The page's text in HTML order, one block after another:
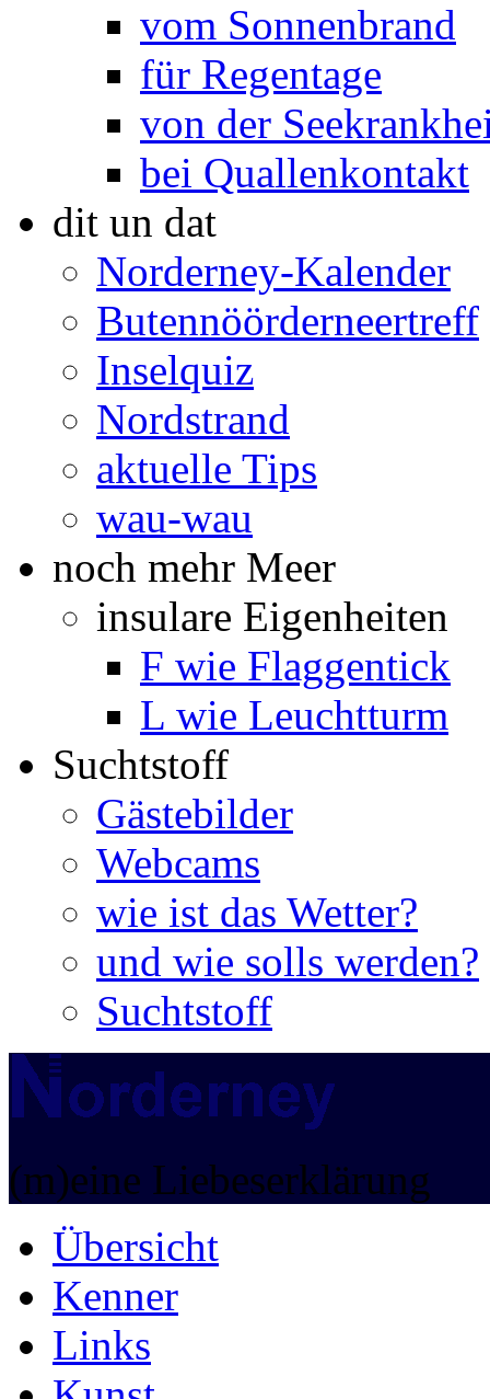
vom Sonnenbrand
für Regentage
von der
bei Quallenkontakt
dit un dat
Norderney-Kalender
Butennöörderneertreff
Inselquiz
Nordstrand
aktuelle Tips
wau-wau
noch mehr Meer
insulare Eigenheiten
F wie Flaggentick
L wie Leuchtturm
Suchtstoff
Gästebilder
Webcams
wie ist das Wetter?
und wie solls werden?
Suchtstoff
(m)eine Liebeserklärung
Übersicht
Kenner
Links